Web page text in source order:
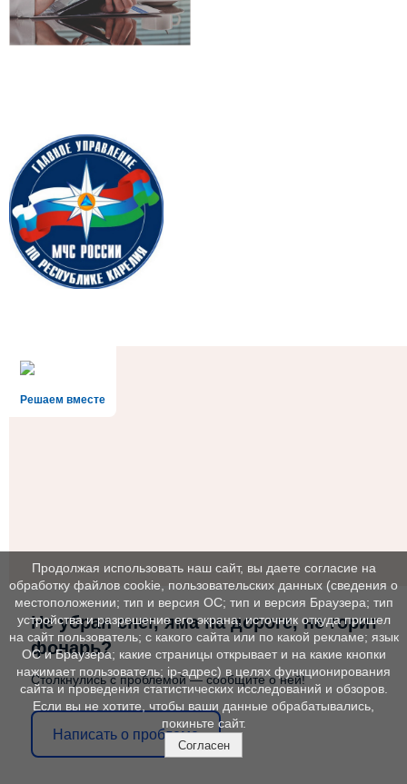
Решаем вместе
Не убран снег, яма на дороге, не горит
фонарь?
Столкнулись с проблемой — сообщите о ней!
Написать о проблеме
Продолжая использовать наш сайт, вы даете согласие на
обработку файлов cookie, пользовательских данных (сведения о
местоположении; тип и версия ОС; тип и версия Браузера; тип
устройства и разрешение его экрана; источник откуда пришел
на сайт пользователь; с какого сайта или по какой рекламе; язык
ОС и Браузера; какие страницы открывает и на какие кнопки
нажимает пользователь; ip-адрес) в целях функционирования
сайта и проведения статистических исследований и обзоров.
Если вы не хотите, чтобы ваши данные обрабатывались,
покиньте сайт.
Согласен